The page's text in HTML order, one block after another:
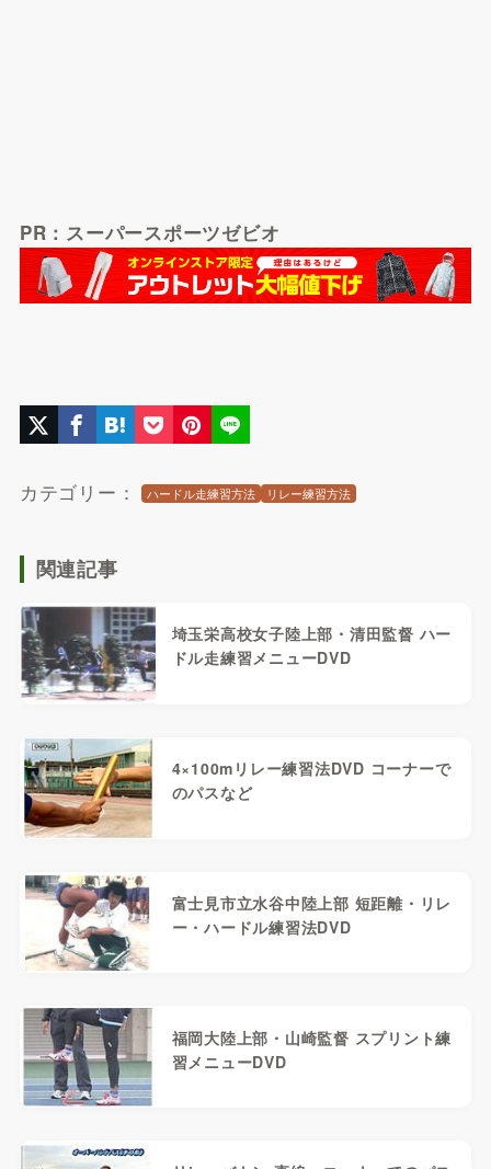
PR：スーパースポーツゼビオ
カテゴリー： ハードル走練習方法 リレー練習方法
関連記事
埼玉栄高校女子陸上部・清田監督 ハー
ドル走練習メニューDVD
4×100mリレー練習法DVD コーナーで
のパスなど
富士見市立水谷中陸上部 短距離・リレ
ー・ハードル練習法DVD
福岡大陸上部・山崎監督 スプリント練
習メニューDVD